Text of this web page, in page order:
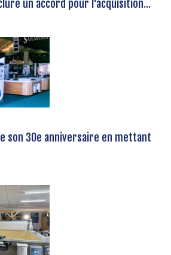
un accord pour l'acquisition...
son 30e anniversaire en mettant